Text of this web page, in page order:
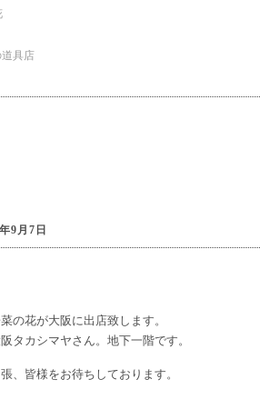
具店
9月7日
の花が大阪に出店致します。
タカシマヤさん。地下一階です。
、皆様をお待ちしております。